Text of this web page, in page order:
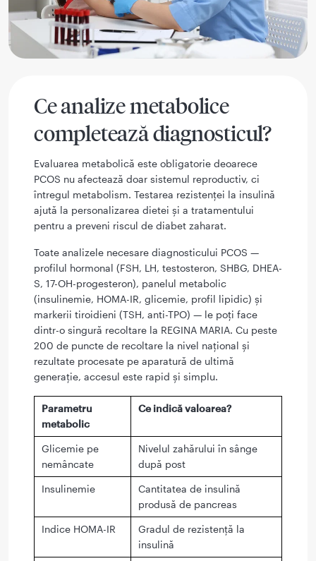
Ce analize metabolice
completează diagnosticul?
Evaluarea metabolică este obligatorie deoarece
PCOS nu afectează doar sistemul reproductiv, ci
întregul metabolism. Testarea rezistenței la insulină
ajută la personalizarea dietei și a tratamentului
pentru a preveni riscul de diabet zaharat.
Toate analizele necesare diagnosticului PCOS —
profilul hormonal (FSH, LH, testosteron, SHBG, DHEA-
S, 17-OH-progesteron), panelul metabolic
(insulinemie, HOMA-IR, glicemie, profil lipidic) și
markerii tiroidieni (TSH, anti-TPO) — le poți face
dintr-o singură recoltare la REGINA MARIA. Cu peste
200 de puncte de recoltare la nivel național și
rezultate procesate pe aparatură de ultimă
generație, accesul este rapid și simplu.
Parametru
metabolic
Ce indică valoarea?
Glicemie pe
nemâncate
Nivelul zahărului în sânge
după post
Insulinemie
Cantitatea de insulină
produsă de pancreas
Indice HOMA-IR
Gradul de rezistență la
insulină